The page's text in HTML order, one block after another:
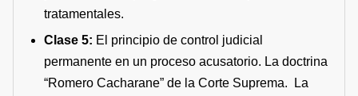
tratamentales.
Clase 5: El principio de control judicial
permanente en un proceso acusatorio. La doctrina
“Romero Cacharane” de la Corte Suprema. La